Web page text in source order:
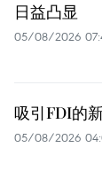
日益凸显
05/08/2026
吸引FDI的
05/08/2026